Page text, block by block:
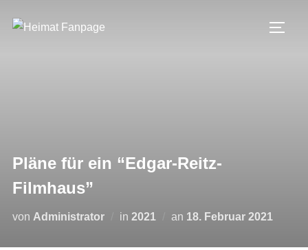
Inhalt
Pläne für ein “Edgar-Reitz-
Filmhaus”
von Administrator in 2021 an Veröffentlicht
18. Februar 2021